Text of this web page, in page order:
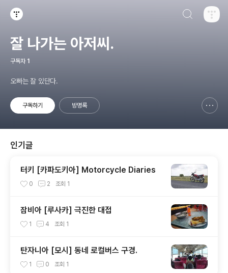
잘 나가는 아저씨.
구독자 1
오빠는 잘 있단다.
구독하기 방명록
인기글
터키 [카파도키아] Motorcycle Diaries
0 2 조회 1
잠비아 [루사카] 극진한 대접
1 4 조회 1
탄자니아 [모시] 동네 로컬버스 구경.
1 0 조회 1